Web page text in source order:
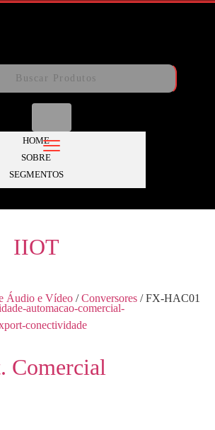
HOME
SOBRE
SEGMENTOS
IIOT
Comercial
Áudio e Vídeo /Conversores / FX-HAC01